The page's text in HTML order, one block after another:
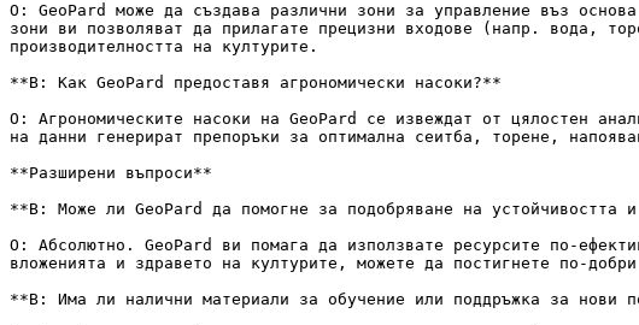
О: GeoPard може да създава различни зони за управление въз
зони ви позволяват да прилагате прецизни входове (напр. вода,
производителността на културите.
**В: Как GeoPard предоставя агрономически насоки?**
О: Агрономическите насоки на GeoPard се извеждат от цялостен
на данни генерират препоръки за оптимална сеитба, торене,
**Разширени въпроси**
**В: Може ли GeoPard да помогне за подобряване на устойчивостта
О: Абсолютно. GeoPard ви помага да използвате ресурсите по-
вложенията и здравето на културите, можете да постигнете по-
**В: Има ли налични материали за обучение или поддръжка за нови